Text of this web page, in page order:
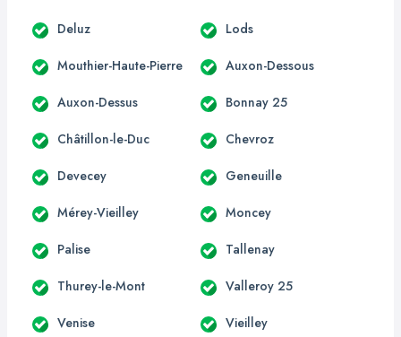
Deluz Lods
Mouthier-Haute-Pierre Auxon-Dessous
Auxon-Dessus Bonnay 25
Châtillon-le-Duc Chevroz
Devecey Geneuille
Mérey-Vieilley Moncey
Palise Tallenay
Thurey-le-Mont Valleroy 25
Venise Vieilley